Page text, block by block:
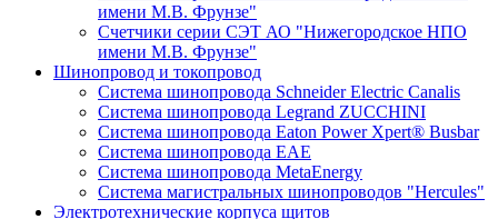
имени М.В. Фрунзе"
Счетчики серии СЭТ АО "Нижегородское НПО
имени М.В. Фрунзе"
Шинопровод и токопровод
Система шинопровода Schneider Electric Canalis
Система шинопровода Legrand ZUCCHINI
Система шинопровода Eaton Power Xpert® Busbar
Система шинопровода EAE
Система шинопровода MetaEnergy
Система магистральных шинопроводов "Hercules"
Электротехнические корпуса щитов